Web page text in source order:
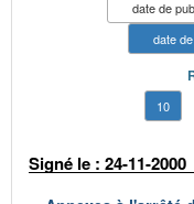
date de
date
10
Signé le : 24-11-2000